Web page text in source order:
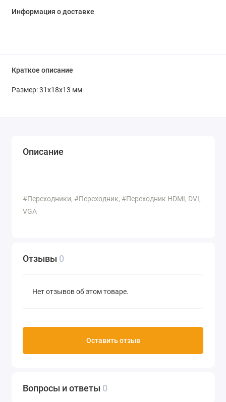
Информация о доставке
Краткое описание
Размер: 31x18x13 мм
Описание
#Переходники, #Переходник, #Переходник HDMI, DVI,
VGA
Отзывы 0
Нет отзывов об этом товаре.
Оставить отзыв
Вопросы и ответы 0